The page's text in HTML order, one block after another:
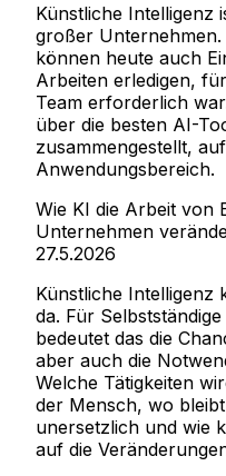
Künstliche Intelligenz
großer
können heute auch
Arbeiten erledigen,
Team erforderlich
über die besten AI-
zusammengestellt,
Anwendungsbereich.
Wie KI die Arbeit von
Unternehmen
27.5.2026
Künstliche
da. Für
bedeutet das die
aber auch die
Welche Tätigkeiten
der Mensch, wo
unersetzlich und wie
auf die